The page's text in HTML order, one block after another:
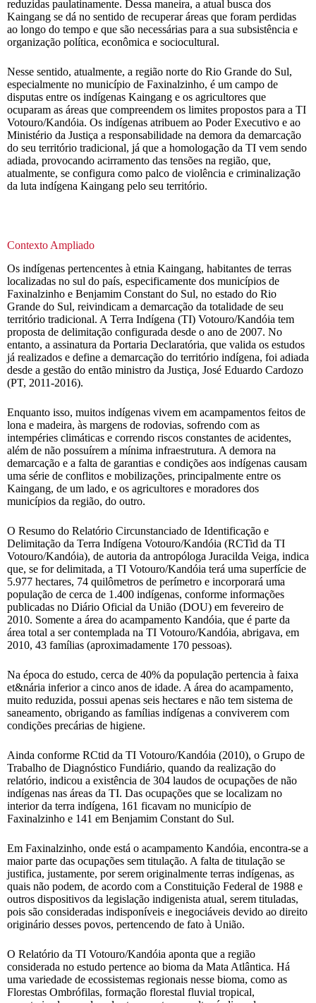
reduzidas paulatinamente. Dessa maneira, a atual busca dos
Kaingang se dá no sentido de recuperar áreas que foram perdidas
ao longo do tempo e que são necessárias para a sua subsistência e
organização política, econômica e sociocultural.
Nesse sentido, atualmente, a região norte do Rio Grande do Sul,
especialmente no município de Faxinalzinho, é um campo de
disputas entre os indígenas Kaingang e os agricultores que
ocuparam as áreas que compreendem os limites propostos para a TI
Votouro/Kandóia. Os indígenas atribuem ao Poder Executivo e ao
Ministério da Justiça a responsabilidade na demora da demarcação
do seu território tradicional, já que a homologação da TI vem sendo
adiada, provocando acirramento das tensões na região, que,
atualmente, se configura como palco de violência e criminalização
da luta indígena Kaingang pelo seu território.
Contexto Ampliado
Os indígenas pertencentes à etnia Kaingang, habitantes de terras
localizadas no sul do país, especificamente dos municípios de
Faxinalzinho e Benjamim Constant do Sul, no estado do Rio
Grande do Sul, reivindicam a demarcação da totalidade de seu
território tradicional. A Terra Indígena (TI) Votouro/Kandóia tem
proposta de delimitação configurada desde o ano de 2007. No
entanto, a assinatura da Portaria Declaratória, que valida os estudos
já realizados e define a demarcação do território indígena, foi adiada
desde a gestão do então ministro da Justiça, José Eduardo Cardozo
(PT, 2011-2016).
Enquanto isso, muitos indígenas vivem em acampamentos feitos de
lona e madeira, às margens de rodovias, sofrendo com as
intempéries climáticas e correndo riscos constantes de acidentes,
além de não possuírem a mínima infraestrutura. A demora na
demarcação e a falta de garantias e condições aos indígenas causam
uma série de conflitos e mobilizações, principalmente entre os
Kaingang, de um lado, e os agricultores e moradores dos
municípios da região, do outro.
O Resumo do Relatório Circunstanciado de Identificação e
Delimitação da Terra Indígena Votouro/Kandóia (RCTid da TI
Votouro/Kandóia), de autoria da antropóloga Juracilda Veiga, indica
que, se for delimitada, a TI Votouro/Kandóia terá uma superfície de
5.977 hectares, 74 quilômetros de perímetro e incorporará uma
população de cerca de 1.400 indígenas, conforme informações
publicadas no Diário Oficial da União (DOU) em fevereiro de
2010. Somente a área do acampamento Kandóia, que é parte da
área total a ser contemplada na TI Votouro/Kandóia, abrigava, em
2010, 43 famílias (aproximadamente 170 pessoas).
Na época do estudo, cerca de 40% da população pertencia à faixa
et&nária inferior a cinco anos de idade. A área do acampamento,
muito reduzida, possui apenas seis hectares e não tem sistema de
saneamento, obrigando as famílias indígenas a conviverem com
condições precárias de higiene.
Ainda conforme RCtid da TI Votouro/Kandóia (2010), o Grupo de
Trabalho de Diagnóstico Fundiário, quando da realização do
relatório, indicou a existência de 304 laudos de ocupações de não
indígenas nas áreas da TI. Das ocupações que se localizam no
interior da terra indígena, 161 ficavam no município de
Faxinalzinho e 141 em Benjamim Constant do Sul.
Em Faxinalzinho, onde está o acampamento Kandóia, encontra-se a
maior parte das ocupações sem titulação. A falta de titulação se
justifica, justamente, por serem originalmente terras indígenas, as
quais não podem, de acordo com a Constituição Federal de 1988 e
outros dispositivos da legislação indigenista atual, serem tituladas,
pois são consideradas indisponíveis e inegociáveis devido ao direito
originário desses povos, pertencendo de fato à União.
O Relatório da TI Votouro/Kandóia aponta que a região
considerada no estudo pertence ao bioma da Mata Atlântica. Há
uma variedade de ecossistemas regionais nesse bioma, como as
Florestas Ombrófilas, formação florestal fluvial tropical,